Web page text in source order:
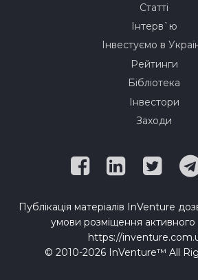
Статті
Інтерв`ю
Інвестуємо в
Рейтинги
Бібліотека
Інвестори
Заходи
Публікація матеріалів InVenture
умови розміщення
https://
© 2010-2026 InVenture™ All